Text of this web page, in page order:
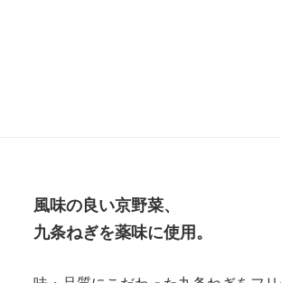
風味の良い京野菜、
九条ねぎを薬味に使用。